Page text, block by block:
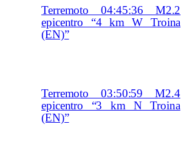
Terremoto 04:45:36 M2.2
epicentro “4 km W Troina
(EN)”
Terremoto 03:50:59 M2.4
epicentro “3 km N Troina
(EN)”